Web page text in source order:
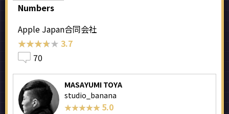
Numbers
Apple Japan合同会社
★★★★★
★★★★★ 3.7
70
MASAYUMI TOYA
studio_banana
★★★★★
★★★★★ 5.0